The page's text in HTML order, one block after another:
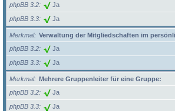
phpBB 3.2
Ja
phpBB 3.3 Ja
Merkmal
Verwaltung der Mitgliedschaften im
phpBB 3.2
Ja
phpBB 3.3 Ja
Merkmal
Mehrere Gruppenleiter für eine Gruppe:
phpBB 3.2
Ja
phpBB 3.3 Ja